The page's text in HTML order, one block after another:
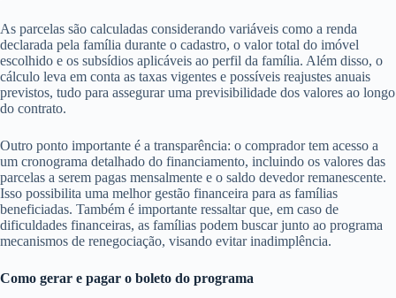
As parcelas são calculadas considerando variáveis como a renda
declarada pela família durante o cadastro, o valor total do imóvel
escolhido e os subsídios aplicáveis ao perfil da família. Além disso, o
cálculo leva em conta as taxas vigentes e possíveis reajustes anuais
previstos, tudo para assegurar uma previsibilidade dos valores ao longo
do contrato.
Outro ponto importante é a transparência: o comprador tem acesso a
um cronograma detalhado do financiamento, incluindo os valores das
parcelas a serem pagas mensalmente e o saldo devedor remanescente.
Isso possibilita uma melhor gestão financeira para as famílias
beneficiadas. Também é importante ressaltar que, em caso de
dificuldades financeiras, as famílias podem buscar junto ao programa
mecanismos de renegociação, visando evitar inadimplência.
Como gerar e pagar o boleto do programa